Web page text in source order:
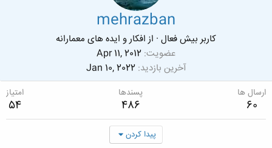
mehrazban
کاربر بیش فعال · از افکار و ایده های معمارانه
عضویت Apr 11, 2012
آخرین بازدید Jan 10, 2022
ارسال ها
60
پسندها
486
امتیاز
54
پیدا کردن